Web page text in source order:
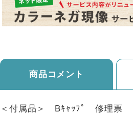
商品コメント
＜付属品＞ Bｷｬｯﾌﾟ 修理票